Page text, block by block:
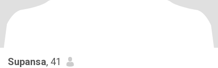
Supansa, 41